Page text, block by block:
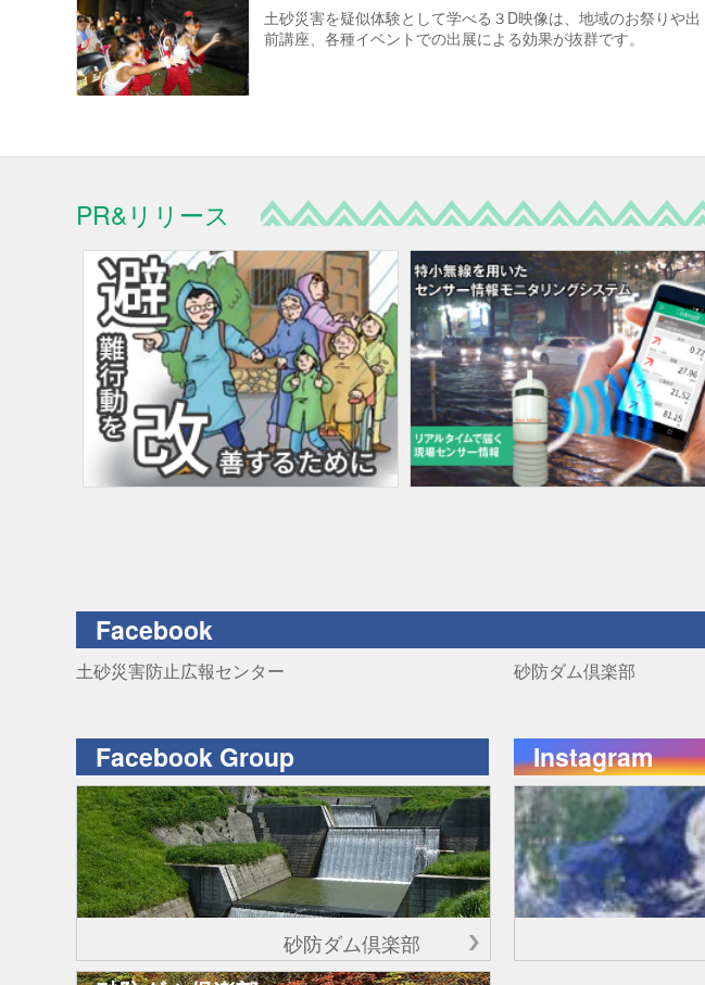
土砂災害を疑似体験として学べる３D映像は、地域のお祭りや出
前講座、各種イベントでの出展による効果が抜群です。
PR&リリース
Facebook
土砂災害防止広報センター 砂防ダム倶楽部
Facebook Group
砂防ダム倶楽部
Instagram